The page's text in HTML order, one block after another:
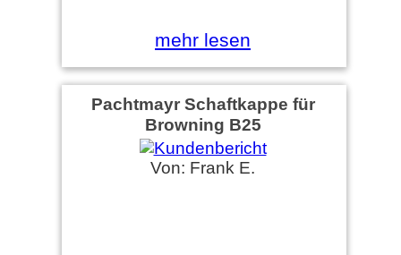
mehr lesen
Pachtmayr Schaftkappe für
Browning B25
Von: Frank E.